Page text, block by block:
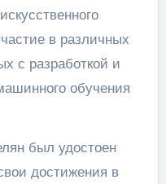
в различных
с разработкой и
обучения
был удостоен
достижения в